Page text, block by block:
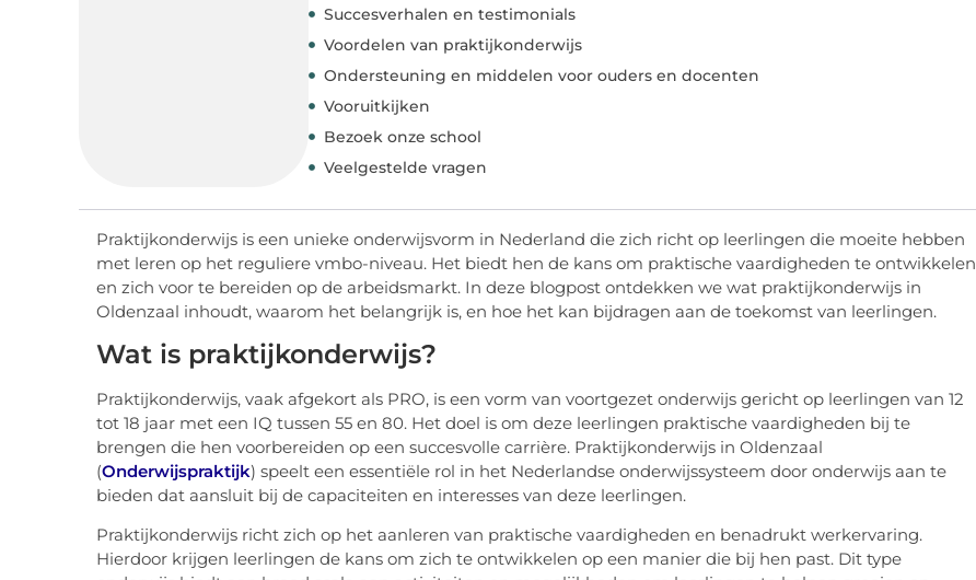
Succesverhalen en testimonials
Voordelen van praktijkonderwijs
Ondersteuning en middelen voor ouders en docenten
Vooruitkijken
Bezoek onze school
Veelgestelde vragen
Praktijkonderwijs is een unieke onderwijsvorm in Nederland die zich richt op leerlingen die moeite hebben
met leren op het reguliere vmbo-niveau. Het biedt hen de kans om praktische vaardigheden te ontwikkelen
en zich voor te bereiden op de arbeidsmarkt. In deze blogpost ontdekken we wat praktijkonderwijs in
Oldenzaal inhoudt, waarom het belangrijk is, en hoe het kan bijdragen aan de toekomst van leerlingen.
Wat is praktijkonderwijs?
Praktijkonderwijs, vaak afgekort als PRO, is een vorm van voortgezet onderwijs gericht op leerlingen van 12
tot 18 jaar met een IQ tussen 55 en 80. Het doel is om deze leerlingen praktische vaardigheden bij te
brengen die hen voorbereiden op een succesvolle carrière. Praktijkonderwijs in Oldenzaal
(Onderwijspraktijk) speelt een essentiële rol in het Nederlandse onderwijssysteem door onderwijs aan te
bieden dat aansluit bij de capaciteiten en interesses van deze leerlingen.
Praktijkonderwijs richt zich op het aanleren van praktische vaardigheden en benadrukt werkervaring.
Hierdoor krijgen leerlingen de kans om zich te ontwikkelen op een manier die bij hen past. Dit type